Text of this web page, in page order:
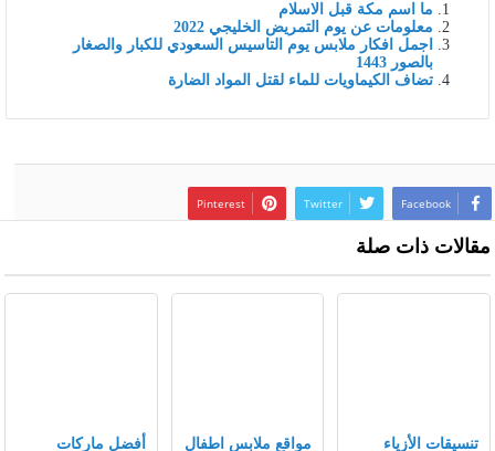
ما اسم مكة قبل الاسلام
معلومات عن يوم التمريض الخليجي 2022
اجمل افكار ملابس يوم التاسيس السعودي للكبار والصغار
بالصور 1443
تضاف الكيماويات للماء لقتل المواد الضارة
Facebook
Twitter
Pinterest
مقالات ذات صلة
تنسيقات الأزياء مواقع ملابس اطفال أفضل ماركات